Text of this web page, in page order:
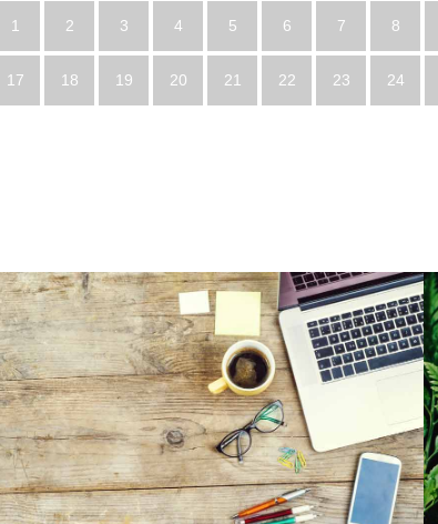
1 2 3 4 5 6 7 8
17 18 19 20 21 22 23 24